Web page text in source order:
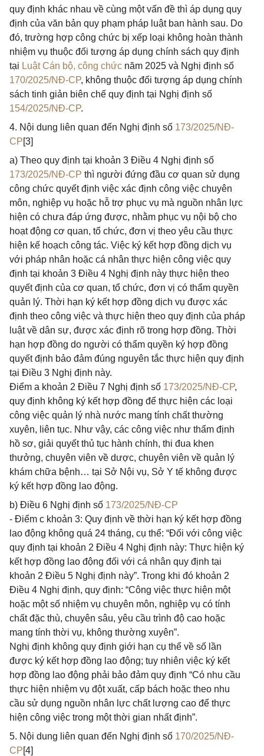
quy định khác nhau về cùng một vấn đề thì áp dụng quy
định của văn bản quy phạm pháp luật ban hành sau. Do
đó, trường hợp công chức bị xếp loại không hoàn thành
nhiệm vụ thuộc đối tượng áp dụng chính sách quy định
tại Luật Cán bộ, công chức năm 2025 và Nghị định số
170/2025/NĐ-CP, không thuộc đối tượng áp dụng chính
sách tinh giản biên chế quy định tại Nghị định số
154/2025/NĐ-CP.
4. Nội dung liên quan đến Nghị định số 173/2025/NĐ-
CP[3]
a) Theo quy định tại khoản 3 Điều 4 Nghị định số
173/2025/NĐ-CP thì người đứng đầu cơ quan sử dụng
công chức quyết định việc xác định công việc chuyên
môn, nghiệp vụ hoặc hỗ trợ phục vụ mà nguồn nhân lực
hiện có chưa đáp ứng được, nhằm phục vụ nội bộ cho
hoạt động cơ quan, tổ chức, đơn vị theo yêu cầu thực
hiện kế hoạch công tác. Việc ký kết hợp đồng dịch vụ
với pháp nhân hoặc cá nhân thực hiện công việc quy
định tại khoản 3 Điều 4 Nghị định này thực hiện theo
quyết định của cơ quan, tổ chức, đơn vị có thẩm quyền
quản lý. Thời hạn ký kết hợp đồng dịch vụ được xác
định theo công việc và thực hiện theo quy định của pháp
luật về dân sự, được xác định rõ trong hợp đồng. Thời
hạn hợp đồng do người có thẩm quyền ký hợp đồng
quyết định bảo đảm đúng nguyên tắc thực hiện quy định
tại Điều 3 Nghị định này.
Điểm a khoản 2 Điều 7 Nghị định số 173/2025/NĐ-CP,
quy định không ký kết hợp đồng để thực hiện các loại
công việc quản lý nhà nước mang tính chất thường
xuyên, liên tục. Như vậy, các công việc như thẩm định
hồ sơ, giải quyết thủ tục hành chính, thi đua khen
thưởng, chuyên viên về dược, chuyên viên về quản lý
khám chữa bệnh… tại Sở Nội vụ, Sở Y tế không được
ký kết hợp đồng lao động.
b) Điều 6 Nghị định số 173/2025/NĐ-CP
- Điểm c khoản 3: Quy định về thời hạn ký kết hợp đồng
lao động không quá 24 tháng, cụ thể: “Đối với công việc
quy định tại khoản 2 Điều 4 Nghị định này: Thực hiện ký
kết hợp đồng lao động đối với cá nhân quy định tại
khoản 2 Điều 5 Nghị định này”. Trong khi đó khoản 2
Điều 4 Nghị định, quy định: “Công việc thực hiện một
hoặc một số nhiệm vụ chuyên môn, nghiệp vụ có tính
chất đặc thù, chuyên sâu, yêu cầu trình độ cao hoặc
mang tính thời vụ, không thường xuyên”.
Nghị định không quy định giới hạn cụ thể về số lần
được ký kết hợp đồng lao động; tuy nhiên việc ký kết
hợp đồng lao động phải bảo đảm quy định “Có nhu cầu
thực hiện nhiệm vụ đột xuất, cấp bách hoặc theo nhu
cầu sử dụng nguồn nhân lực chất lượng cao để thực
hiện công việc trong một thời gian nhất định”.
5. Nội dung liên quan đến Nghị định số 170/2025/NĐ-
CP[4]